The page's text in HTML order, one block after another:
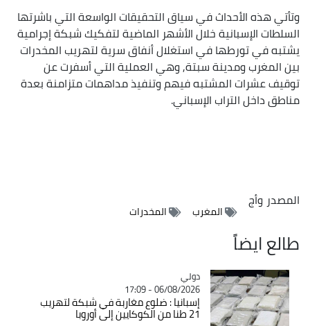
وتأتي هذه الأحداث في سياق التحقيقات الواسعة التي باشرتها
السلطات الإسبانية خلال الأشهر الماضية لتفكيك شبكة إجرامية
يشتبه في تورطها في استغلال أنفاق سرية لتهريب المخدرات
بين المغرب ومدينة سبتة, وهي العملية التي أسفرت عن
توقيف عشرات المشتبه فيهم وتنفيذ مداهمات متزامنة بعدة
مناطق داخل التراب الإسباني.
المصدروأج
المغرب المخدرات
طالع ايضاً
Catégorie
دولي
06/08/2026 - 17:09
إسبانيا : ضلوع مغاربة في شبكة لتهريب
21 طنا من الكوكايين إلى أوروبا